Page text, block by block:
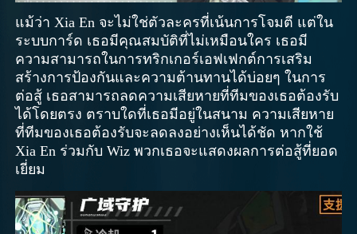
แม้ว่า Xia En จะไม่ใช่ตัวละครที่เน้นการโจมตี แต่ใน
ระบบการ์ด เธอมีคุณสมบัติที่ไม่เหมือนใคร เธอมี
ความสามารถในการทริกเกอร์เอฟเฟกต์การเสริม
สร้างการป้องกันและความต้านทานได้บ่อยๆ ในการ
ต่อสู้ เธอสามารถลดความเสียหายที่ทีมของเธอต้องรับ
ได้โดยตรง ตราบใดที่เธอมีอยู่ในสนาม ความเสียหาย
ที่ทีมของเธอต้องรับจะลดลงอย่างเห็นได้ชัด หากใช้
Xia En ร่วมกับ Wiz พวกเธอจะแสดงผลการต่อสู้ที่ยอด
เยี่ยม